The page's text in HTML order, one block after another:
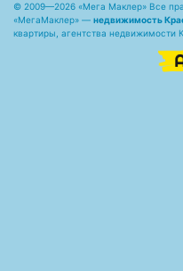
© 2009—2026 «Мега Маклер» Все
«МегаМаклер» — недвижимость
квартиры, агентства недвижимости